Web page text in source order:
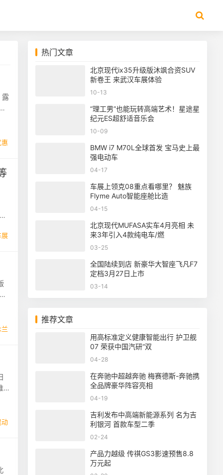
露
展
动
热门文章
北京现代ix35升级版沐飒合资SUV
新卷王 来武汉车展体验
10-13
“理工男”也能玩转高端艺术！星途星
纪元ES超舒适音乐会
10-09
BMW i7 M70L全球首发 宝马史上最
强电动车
04-17
车展上领克08重点看哪里？ 魅族
Flyme Auto智能座舱比造
04-15
北京现代MUFASA实车4月亮相 未
来3年引入4款纯电车/燃
03-25
全国陆续到店 新豪华大智座飞凡F7
定档3月27日上市
03-14
推荐文章
用高标准定义健康智能出行 护卫舰
07 荣获中国汽研“双
04-28
在奔驰中超越奔驰 梅赛德斯-奔驰携
全品牌豪华阵容亮相
04-19
吉利发布中高端新能源系列 名为吉
利银河 首款车型二季
02-24
产品力越级 传祺GS3影速预售8.8
万元起